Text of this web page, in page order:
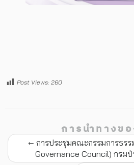
Post Views: 260
การนำทางข
← การประชุมคณะกรรมการธร
Governance Council) กรม